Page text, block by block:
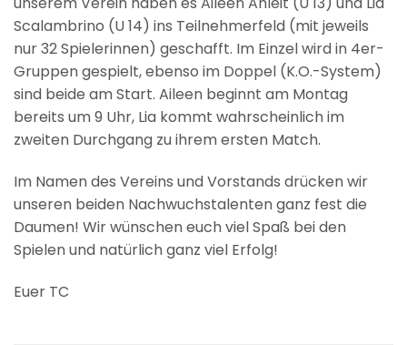
Scalambrino (U 14) ins Teilnehmerfeld (mit jeweils
nur 32 Spielerinnen) geschafft. Im Einzel wird in 4er-
Gruppen gespielt, ebenso im Doppel (K.O.-System)
sind beide am Start. Aileen beginnt am Montag
bereits um 9 Uhr, Lia kommt wahrscheinlich im
zweiten Durchgang zu ihrem ersten Match.
Im Namen des Vereins und Vorstands drücken wir
unseren beiden Nachwuchstalenten ganz fest die
Daumen! Wir wünschen euch viel Spaß bei den
Spielen und natürlich ganz viel Erfolg!
Euer TC